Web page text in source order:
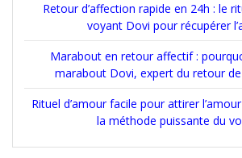
Retour d’affection rapide en 24h : le
voyant Dovi pour récupérer
Marabout en retour affectif :
marabout Dovi, expert du retour de
Rituel d’amour facile pour attirer
la méthode puissante du